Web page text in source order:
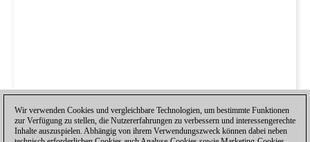
Wir verwenden Cookies und vergleichbare Technologien, um bestimmte Funktionen
zur Verfügung zu stellen, die Nutzererfahrungen zu verbessern und interessengerechte
Inhalte auszuspielen. Abhängig von ihrem Verwendungszweck können dabei neben